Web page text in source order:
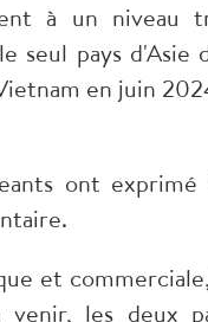
à un niveau
seul pays d'Asie
en juin
ont
et
les deux